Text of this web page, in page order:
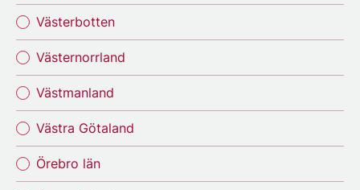
Västerbotten
Västernorrland
Västmanland
Västra Götaland
Örebro län